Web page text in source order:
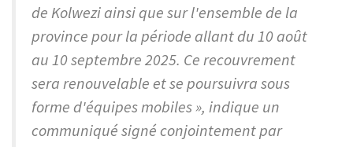
de Kolwezi ainsi que sur l'ensemble de la
province pour la période allant du 10 août
au 10 septembre 2025. Ce recouvrement
sera renouvelable et se poursuivra sous
forme d'équipes mobiles », indique un
communiqué signé conjointement par